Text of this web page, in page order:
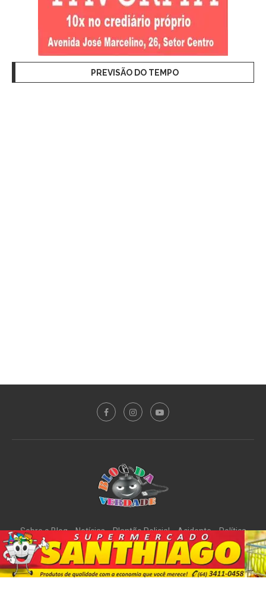
PREVISÃO DO TEMPO
Sobre o Blog Notícias Plantão Policial Acidente
Política
Esporte
@2020 - All Right Reserved. Designed and Developed byPortalDev